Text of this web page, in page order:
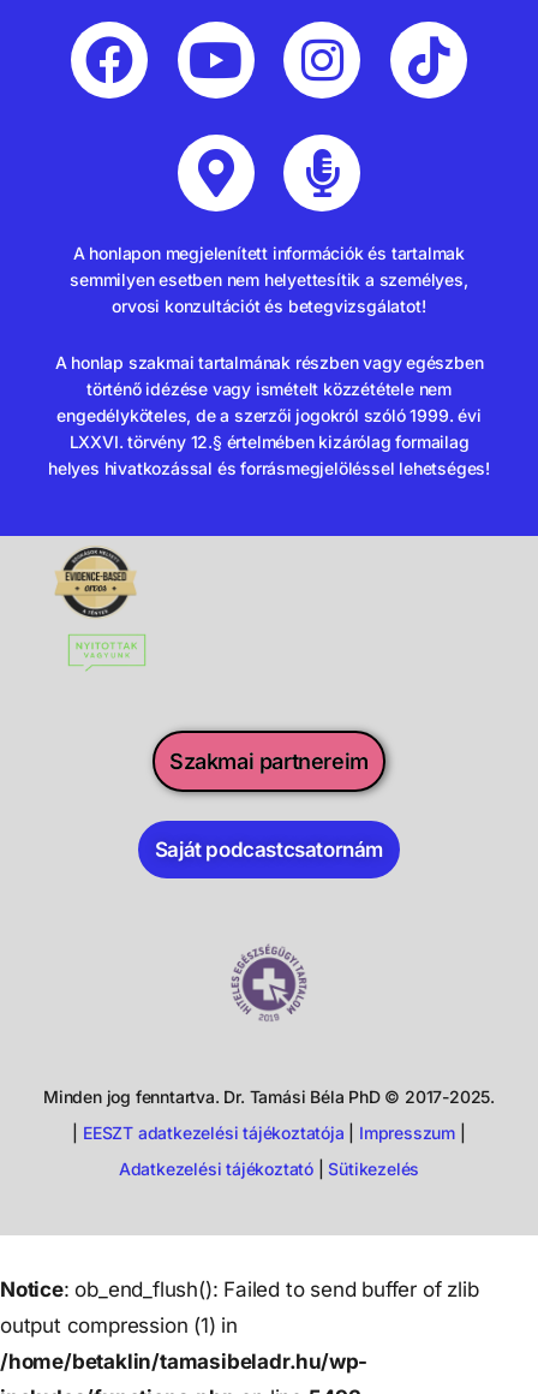
A honlapon megjelenített információk és tartalmak
semmilyen esetben nem helyettesítik a személyes,
orvosi konzultációt és betegvizsgálatot!
A honlap szakmai tartalmának részben vagy egészben
történő idézése vagy ismételt közzététele nem
engedélyköteles, de a szerzői jogokról szóló 1999. évi
LXXVI. törvény 12.§ értelmében kizárólag formailag
helyes hivatkozással és forrásmegjelöléssel lehetséges!
Szakmai partnereim
Saját podcastcsatornám
Minden jog fenntartva. Dr. Tamási Béla PhD © 2017-2025.
EESZT adatkezelési tájékoztatója Impresszum
Adatkezelési tájékoztató|Sütikezelés
Notice: ob_end_flush(): Failed to send buffer of zlib
output compression (1) in
/home/betaklin/tamasibeladr.hu/wp-